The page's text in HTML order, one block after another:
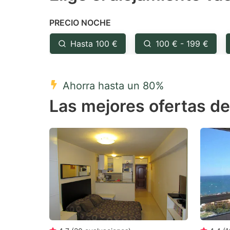
question
mark
key
get
the
keyboard
shortcuts
for
changing
dates.
the
PRECIO NOCHE
Hasta 100 € 100 € - 199 €
Ahorra hasta un 80%
Las mejores ofertas